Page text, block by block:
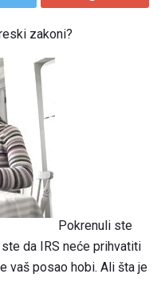
zakoni?
Pokrenuli ste
da IRS neće prihvatiti
vaš posao hobi. Ali šta je